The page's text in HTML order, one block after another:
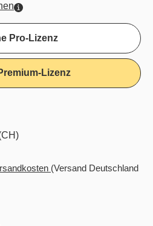
Pro-Lizenz
Lizenz
(Versand Deutschland